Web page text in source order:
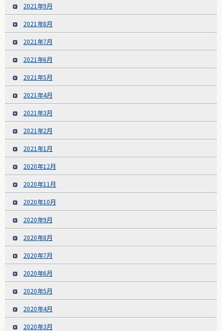
2021年9月
2021年8月
2021年7月
2021年6月
2021年5月
2021年4月
2021年3月
2021年2月
2021年1月
2020年12月
2020年11月
2020年10月
2020年9月
2020年8月
2020年7月
2020年6月
2020年5月
2020年4月
2020年3月